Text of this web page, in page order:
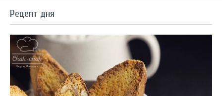
Рецепт дня